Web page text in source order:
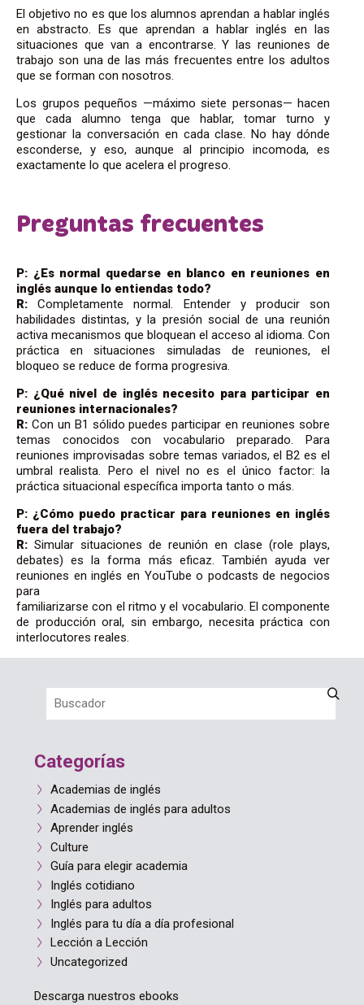
El objetivo no es que los alumnos aprendan a hablar inglés
en abstracto. Es que aprendan a hablar inglés en las
situaciones que van a encontrarse. Y las reuniones de
trabajo son una de las más frecuentes entre los adultos
que se forman con nosotros.
Los grupos pequeños —máximo siete personas— hacen
que cada alumno tenga que hablar, tomar turno y
gestionar la conversación en cada clase. No hay dónde
esconderse, y eso, aunque al principio incomoda, es
exactamente lo que acelera el progreso.
Preguntas frecuentes
P: ¿Es normal quedarse en blanco en reuniones en
inglés aunque lo entiendas todo?
R: Completamente normal. Entender y producir son
habilidades distintas, y la presión social de una reunión
activa mecanismos que bloquean el acceso al idioma. Con
práctica en situaciones simuladas de reuniones, el
bloqueo se reduce de forma progresiva.
P: ¿Qué nivel de inglés necesito para participar en
reuniones internacionales?
R: Con un B1 sólido puedes participar en reuniones sobre
temas conocidos con vocabulario preparado. Para
reuniones improvisadas sobre temas variados, el B2 es el
umbral realista. Pero el nivel no es el único factor: la
práctica situacional específica importa tanto o más.
P: ¿Cómo puedo practicar para reuniones en inglés
fuera del trabajo?
R: Simular situaciones de reunión en clase (role plays,
debates) es la forma más eficaz. También ayuda ver
reuniones en inglés en YouTube o podcasts de negocios
para
familiarizarse con el ritmo y el vocabulario. El componente
de producción oral, sin embargo, necesita práctica con
interlocutores reales.
Categorías
Academias de inglés
Academias de inglés para adultos
Aprender inglés
Culture
Guía para elegir academia
Inglés cotidiano
Inglés para adultos
Inglés para tu día a día profesional
Lección a Lección
Uncategorized
Descarga nuestros ebooks